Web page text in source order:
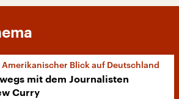
Amerikanischer Blick auf Deutschland
mit dem Journalisten
Curry